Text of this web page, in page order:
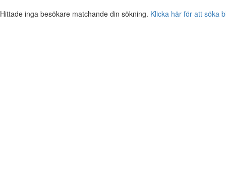
Hittade inga besökare matchande din sökning. Klicka här för att söka